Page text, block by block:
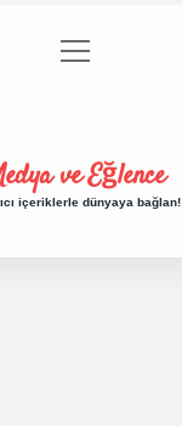
Gizlilik Politikası
menüyü
aç
ve Eğlence
içeriklerle dünyaya bağlan!